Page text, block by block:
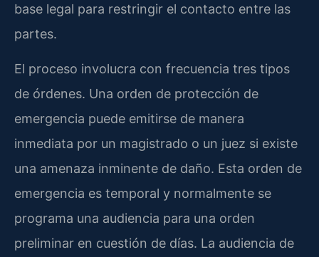
base legal para restringir el contacto entre las
partes.
El proceso involucra con frecuencia tres tipos
de órdenes. Una orden de protección de
emergencia puede emitirse de manera
inmediata por un magistrado o un juez si existe
una amenaza inminente de daño. Esta orden de
emergencia es temporal y normalmente se
programa una audiencia para una orden
preliminar en cuestión de días. La audiencia de